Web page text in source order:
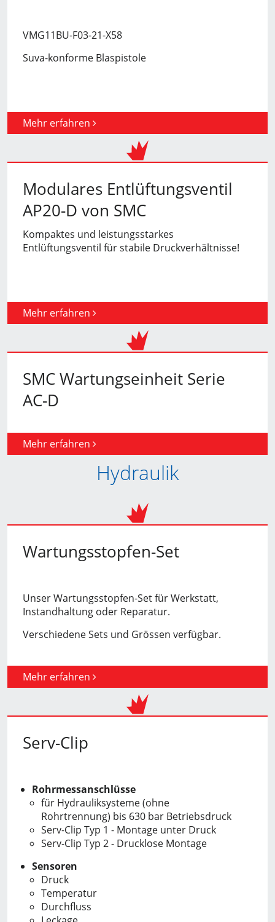
VMG11BU-F03-21-X58
Suva-konforme Blaspistole
Mehr erfahren
Modulares Entlüftungsventil
AP20-D von SMC
Kompaktes und leistungsstarkes
Entlüftungsventil für stabile Druckverhältnisse!
Mehr erfahren
SMC Wartungseinheit Serie
AC-D
Mehr erfahren
Hydraulik
Wartungsstopfen-Set
Unser Wartungsstopfen-Set für Werkstatt,
Instandhaltung oder Reparatur.
Verschiedene Sets und Grössen verfügbar.
Mehr erfahren
Serv-Clip
Rohrmessanschlüsse
für Hydrauliksysteme (ohne
Rohrtrennung) bis 630 bar Betriebsdruck
Serv-Clip Typ 1 - Montage unter Druck
Serv-Clip Typ 2 - Drucklose Montage
Sensoren
Druck
Temperatur
Durchfluss